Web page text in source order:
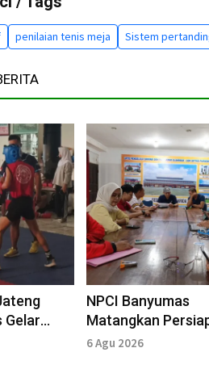
penilaian tenis meja Sistem
Gelar
NPCI Banyumas
Matangkan
Jelang Peparpeda
6 Agu 2026